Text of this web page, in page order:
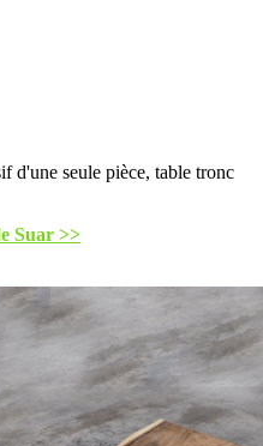
d'une seule pièce, table tronc
Suar >>